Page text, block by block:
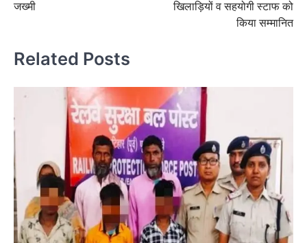
जख्मी
खिलाड़ियों व सहयोगी स्टाफ को
किया सम्मानित
Related Posts